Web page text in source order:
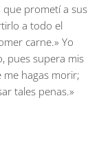
que prometí a sus
a todo el
carne.» Yo
pues supera mis
me hagas morir;
tales penas.»